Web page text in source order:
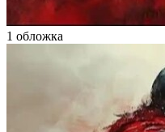
1 обложка